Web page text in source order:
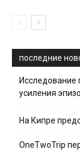
последние
Исследование
усиления
На Кипре
OneTwoTrip